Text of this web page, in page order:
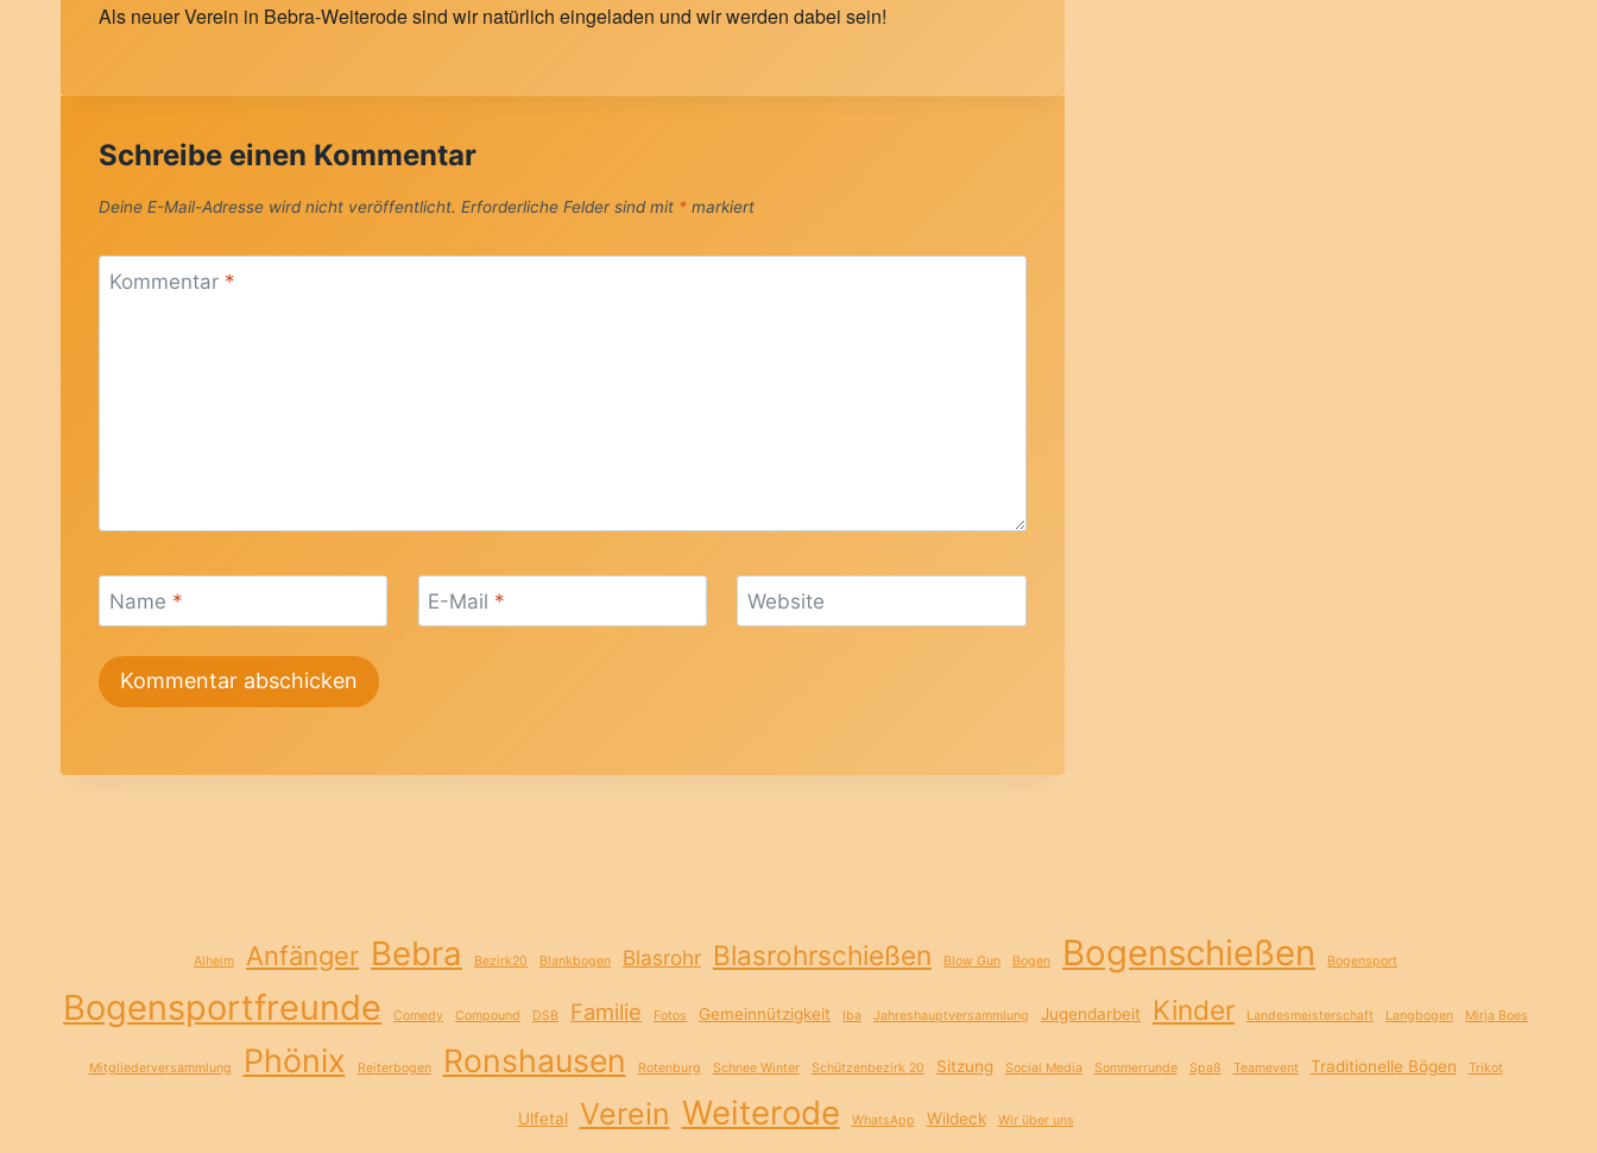
Als neuer Verein in Bebra-Weiterode sind wir natürlich eingeladen und wir werden dabei sein!
Schreibe einen Kommentar
Deine E-Mail-Adresse wird nicht veröffentlicht. Erforderliche Felder sind mit * markiert
Kommentar *
Name * E-Mail * Website
Alheim Anfänger Bebra Bezirk20 Blankbogen Blasrohr Blasrohrschießen Blow Gun Bogen Bogenschießen Bogensport
Bogensportfreunde Comedy Compound DSB Familie Fotos Gemeinnützigkeit Iba Jahreshauptversammlung Jugendarbeit Kinder Landesmeisterschaft Langbogen Mirja Boes
Mitgliederversammlung Phönix Reiterbogen Ronshausen Rotenburg Schnee Winter Schützenbezirk 20 Sitzung Social Media Sommerrunde Spaß Teamevent Traditionelle Bögen Trikot
Ulfetal Verein Weiterode WhatsApp Wildeck Wir über uns